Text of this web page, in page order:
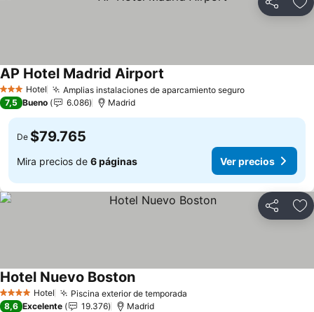
Compartir
3 Estrellas
Hotel Amplias instalaciones de aparcamiento seguro
AP Hotel Madrid Airport
7,5 Bueno 6.086 Madrid
De $79.765
Mira precios de 6 páginas Ver precios
Compartir
4 EstrellasHotel Piscina exterior de temporada
Hotel Nuevo Boston
8,6 Excelente 19.376 Madrid